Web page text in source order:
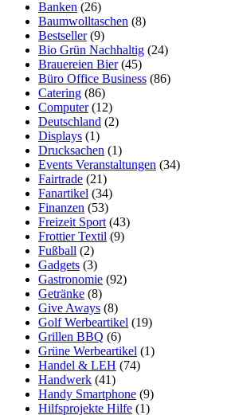
Banken (26)
Baumwolltaschen (8)
Bestseller(9)
Bio Grün Nachhaltig (24)
Brauereien Bier(45)
Büro Office Business (86)
Catering (86)
Computer(12)
Deutschland (2)
Displays (1)
Drucksachen (1)
Events Veranstaltungen (34)
Fairtrade (21)
Fanartikel (34)
Finanzen (53)
Freizeit Sport (43)
Frottier Textil (9)
Fußball (2)
Gadgets (3)
Gastronomie (92)
Getränke (8)
Give Aways (8)
Golf Werbeartikel (19)
Grillen BBQ (6)
Grüne Werbeartikel (1)
Handel & LEH (74)
Handwerk (41)
Handy Smartphone (9)
Hilfsprojekte Hilfe (1)